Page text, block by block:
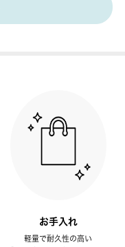
お手入れ
軽量で耐久性の高い